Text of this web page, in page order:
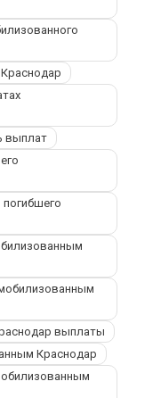
выплат
выплаты
Краснодар